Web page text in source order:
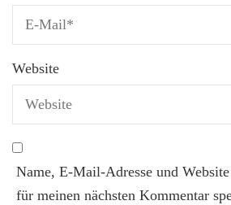
Website
Name, E-Mail-Adresse und
für meinen nächsten Kommentar